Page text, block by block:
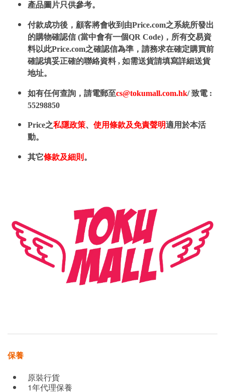
產品圖片只供參考。
付款成功後，顧客將會收到由Price.com之系統所發出
的購物確認信 (當中會有一個QR Code)，所有交易資
料以此Price.com之確認信為準，請務求在確定購買前
確認填妥正確的聯絡資料 , 如需送貨請填寫詳細送貨
地址。
如有任何查詢，請電郵至cs@tokumall.com.hk/ 致電 :
55298850
Price之私隱政策、 使用條款及免責聲明適用於本活
動。
其它條款及細則 。
保養
原裝行貨
1年代理保養